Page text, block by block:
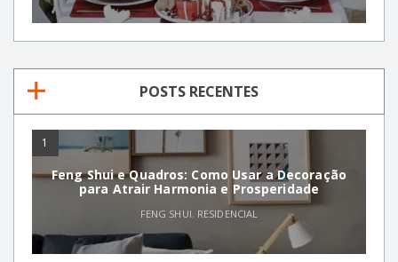
POSTS RECENTES
1
Feng Shui e Quadros: Como Usar a Decoração
para Atrair Harmonia e Prosperidade
FENG SHUI, RESIDENCIAL